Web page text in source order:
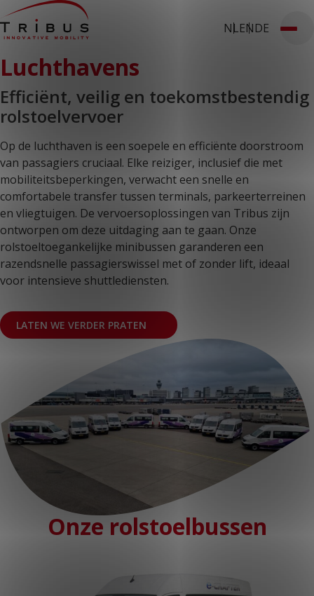
NLENDE
Stages
Home
Onze oplossingen
Rolstoelbussen
Lagevloersbussen
Vloersystemen
Voor wie
Openbaar vervoer
Taxibedrijven
Zorginstellingen
Luchthavens
Ombouwers
Over ons
Klantcases
Contact
KLANTPORTAAL
Luchthavens
Efficiënt, veilig en toekomstbestendig
rolstoelvervoer
Op de luchthaven is een soepele en efficiënte doorstroom
van passagiers cruciaal. Elke reiziger, inclusief die met
mobiliteitsbeperkingen, verwacht een snelle en
comfortabele transfer tussen terminals, parkeerterreinen
en vliegtuigen. De vervoersoplossingen van Tribus zijn
ontworpen om deze uitdaging aan te gaan. Onze
rolstoeltoegankelijke minibussen garanderen een
razendsnelle passagierswissel met of zonder lift, ideaal
voor intensieve shuttlediensten.
LATEN WE VERDER PRATEN
Onze rolstoelbussen